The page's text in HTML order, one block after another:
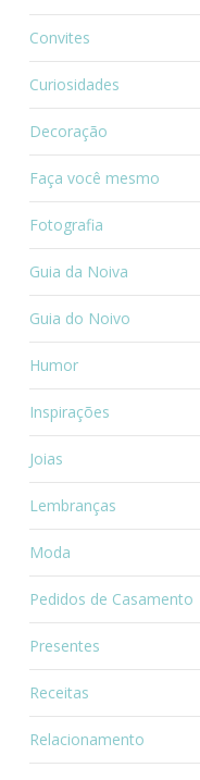
Convites
Curiosidades
Decoração
Faça você mesmo
Fotografia
Guia da Noiva
Guia do Noivo
Humor
Inspirações
Joias
Lembranças
Moda
Pedidos de Casamento
Presentes
Receitas
Relacionamento